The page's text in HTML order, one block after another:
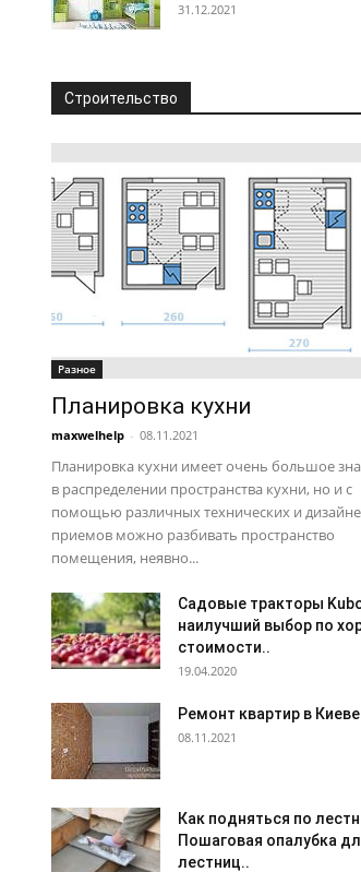
31.12.2021
Строительство
Разное
Планировка кухни
maxwelhelp - 08.11.2021
Планировка кухни имеет очень большое
в распределении пространства кухни, но и с
помощью различных технических и
приемов можно разбивать пространство
помещения, неявно...
Садовые тракторы
наилучший выбор по
стоимости..
19.04.2020
Ремонт квартир в Киеве
08.11.2021
Как подняться по
Пошаговая опалубка
лестниц..